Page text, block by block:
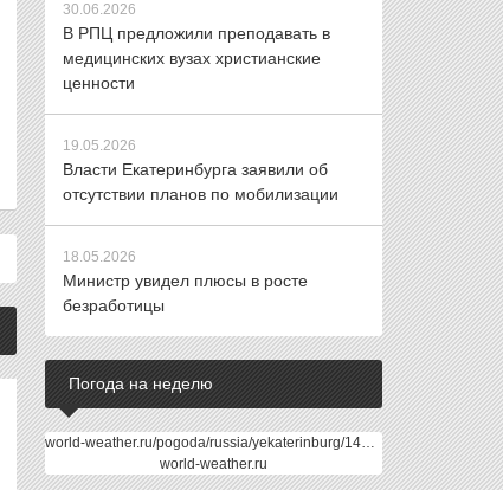
30.06.2026
В РПЦ предложили преподавать в
медицинских вузах христианские
ценности
19.05.2026
Власти Екатеринбурга заявили об
отсутствии планов по мобилизации
18.05.2026
Министр увидел плюсы в росте
безработицы
Погода на неделю
world-weather.ru/pogoda/russia/yekaterinburg/14days/
world-weather.ru